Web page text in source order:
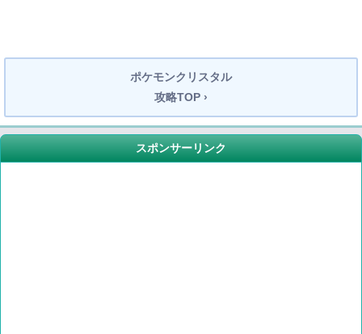
ポケモンクリスタル
攻略TOP ›
スポンサーリンク